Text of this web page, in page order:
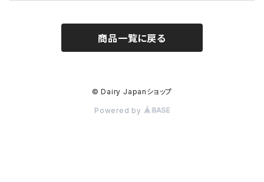
Dairy PROFESSIONAL
商品一覧に戻る
© Dairy Japanショップ
Powered by